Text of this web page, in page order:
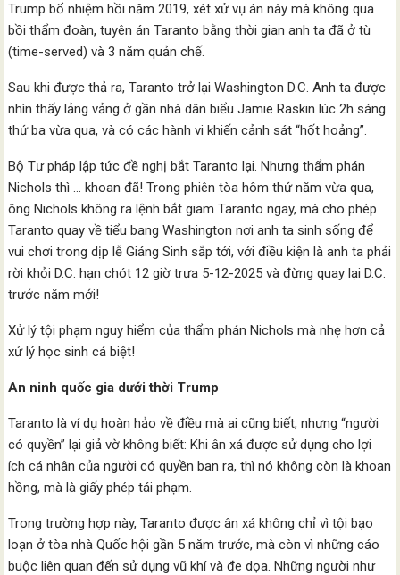
Trump bổ nhiệm hồi năm 2019, xét xử vụ án này mà không qua
bồi thẩm đoàn, tuyên án Taranto bằng thời gian anh ta đã ở tù
(time-served) và 3 năm quản chế.
Sau khi được thả ra, Taranto trở lại Washington D.C. Anh ta được
nhìn thấy lảng vảng ở gần nhà dân biểu Jamie Raskin lúc 2h sáng
thứ ba vừa qua, và có các hành vi khiến cảnh sát “hốt hoảng”.
Bộ Tư pháp lập tức đề nghị bắt Taranto lại. Nhưng thẩm phán
Nichols thì … khoan đã! Trong phiên tòa hôm thứ năm vừa qua,
ông Nichols không ra lệnh bắt giam Taranto ngay, mà cho phép
Taranto quay về tiểu bang Washington nơi anh ta sinh sống để
vui chơi trong dịp lễ Giáng Sinh sắp tới, với điều kiện là anh ta phải
rời khỏi D.C. hạn chót 12 giờ trưa 5-12-2025 và đừng quay lại D.C.
trước năm mới!
Xử lý tội phạm nguy hiểm của thẩm phán Nichols mà nhẹ hơn cả
xử lý học sinh cá biệt!
An ninh quốc gia dưới thời Trump
Taranto là ví dụ hoàn hảo về điều mà ai cũng biết, nhưng “người
có quyền” lại giả vờ không biết: Khi ân xá được sử dụng cho lợi
ích cá nhân của người có quyền ban ra, thì nó không còn là khoan
hồng, mà là giấy phép tái phạm.
Trong trường hợp này, Taranto được ân xá không chỉ vì tội bạo
loạn ở tòa nhà Quốc hội gần 5 năm trước, mà còn vì những cáo
buộc liên quan đến sử dụng vũ khí và đe dọa. Những người như